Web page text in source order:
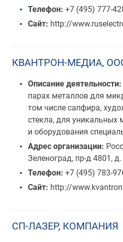
Телефон: +7 (495) 777-
Сайт: http://
КВАНТРОН-МЕДИА,
Описание деятельности:
парах металлов для
том числе сапфира,
стекла, для уникальных
и оборудования
Адрес организации:
Зеленоград, пр-д 4801, д.
Телефон: +7 (495) 783-
Сайт: http://
СП-ЛАЗЕР, КОМПАНИЯ